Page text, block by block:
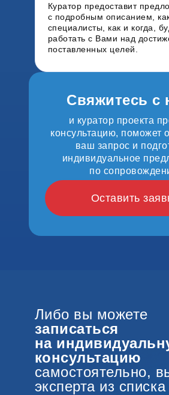
Куратор предоставит
с подробным описанием,
специалисты, как и когда,
работать с Вами над
поставленных целей.
Свяжитесь с
Оставить
и куратор проекта
консультацию, поможет
ваш запрос и
индивидуальное
по
Либо вы можете
записаться
на
консультацию
самостоятельно,
эксперта из